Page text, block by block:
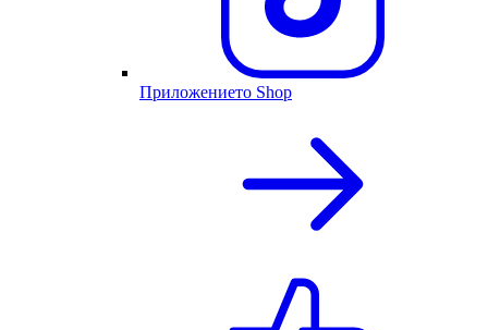
Приложението Shop